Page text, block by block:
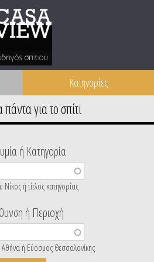
ή Κατηγορία
Νίκος ή τίτλος κατηγορίας
ή Περιοχή
Αθήνα ή Εύοσμος Θεσσαλονίκης